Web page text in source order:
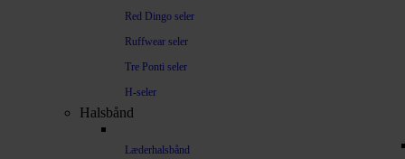
Red Dingo seler
Ruffwear seler
Tre Ponti seler
H-seler
Halsbånd
Læderhalsbånd